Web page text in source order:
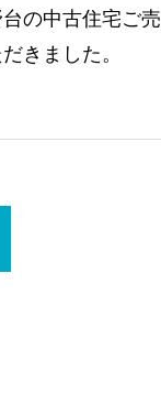
の中古住宅ご売
きました。